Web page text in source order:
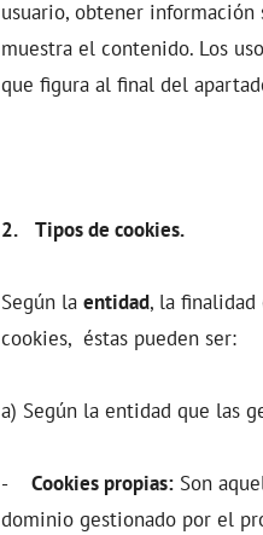
usuario, obtener
muestra el contenido. Los
que figura al final del
2. Tipos de cookies.
Según la entidad, la
cookies, éstas pueden ser:
a) Según la entidad que las
- Cookies propias: Son
dominio gestionado por el